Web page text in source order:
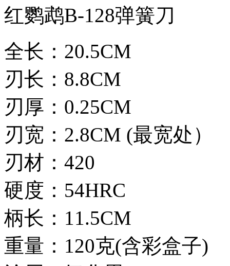
红鹦鹉B-128弹簧刀
全长：20.5CM
刃长：8.8CM
刃厚：0.25CM
刃宽：2.8CM (最宽处）
刃材：420
硬度：54HRC
柄长：11.5CM
重量：120克(含彩盒子)